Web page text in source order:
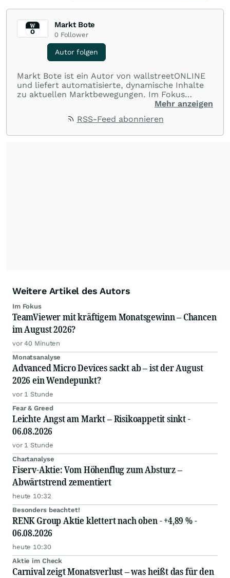
Markt Bote
0 Follower
Autor folgen
Markt Bote ist ein Autor von wallstreetONLINE
und liefert automatisierte, dynamische Inhalte
zu aktuellen Marktbewegungen. Im Fokus
stehen Tops und Flops, Branchentrends und
Rohstoffe oder Krypto – die Beiträge sind kurz,
Mehr anzeigen
RSS-Feed abonnieren
Weitere Artikel des Autors
Im Fokus
TeamViewer mit kräftigem Monatsgewinn – Chancen
im August 2026?
vor 40 Minuten
Monatsanalyse
Advanced Micro Devices sackt ab – ist der August
2026 ein Wendepunkt?
vor 1 Stunde
Fear & Greed
Leichte Angst am Markt – Risikoappetit sinkt -
06.08.2026
vor 1 Stunde
Chartanalyse
Fiserv-Aktie: Vom Höhenflug zum Absturz –
Abwärtstrend zementiert
heute 10:32
Besonders beachtet!
RENK Group Aktie klettert nach oben - +4,89 % -
06.08.2026
heute 10:30
Aktie im Check
Carnival zeigt Monatsverlust – was heißt das für den